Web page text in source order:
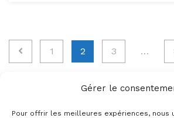
Gérer le
Pour offrir les meilleures expériences, nous
Pagination
publications
1 2 3 …